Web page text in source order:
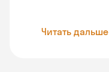
Читать дальше